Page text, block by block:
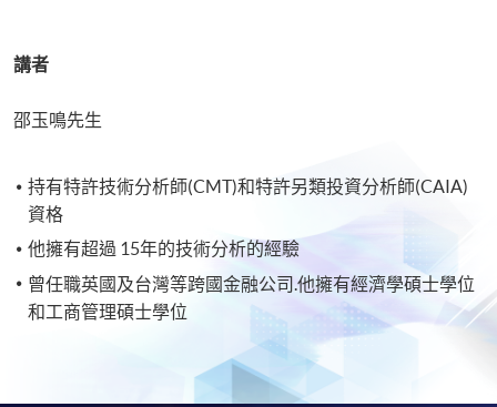
講者
邵玉鳴先生
持有特許技術分析師(CMT)和特許另類投資分析師(CAIA)
資格
他擁有超過 15年的技術分析的經驗
曾任職英國及台灣等跨國金融公司.他擁有經濟學碩士學位
和工商管理碩士學位